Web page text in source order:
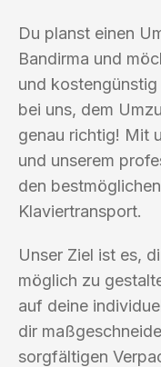
Du planst einen
Bandirma und
und
bei uns, dem
genau richtig! Mit
und unserem
den
Klaviertransport.
Unser Ziel ist es,
möglich zu
auf deine
dir
sorgfältigen